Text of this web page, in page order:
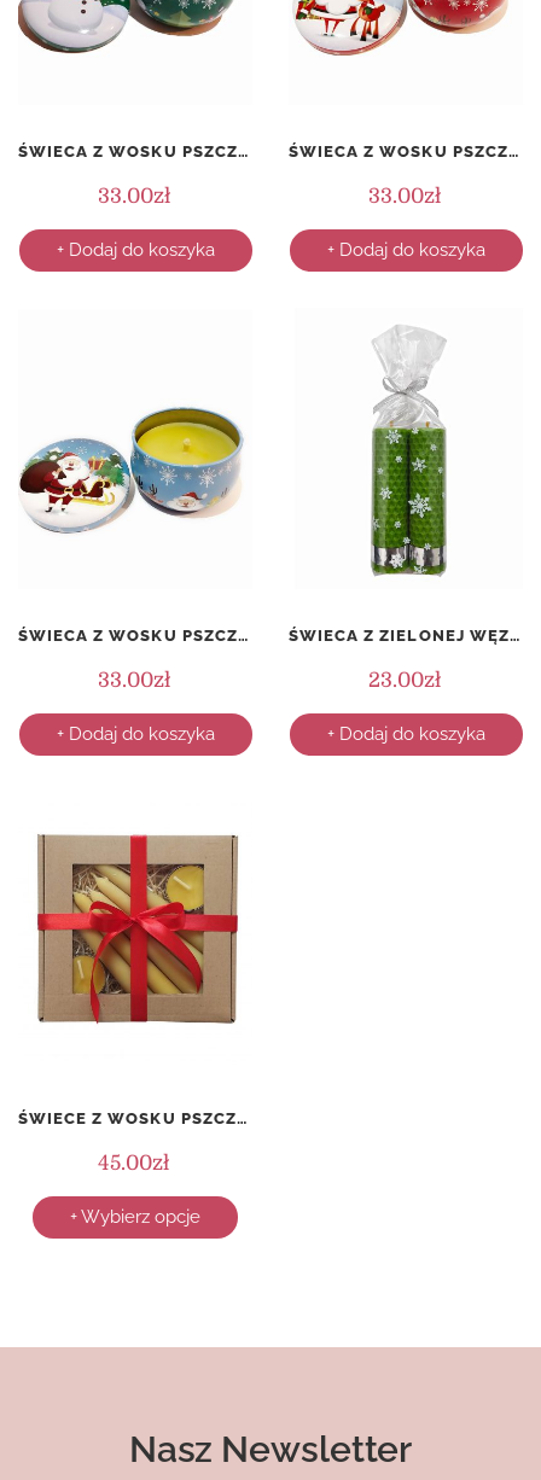
ŚWIECA Z WOSKU PSZCZELEGO W PUSZCE – ŚWIĄTECZNA – WZÓR 2
33.00zł
+ Dodaj do koszyka
ŚWIECA Z WOSKU PSZCZELEGO W PUSZCE – ŚWIĄTECZNA – WZÓR 3
33.00zł
+ Dodaj do koszyka
ŚWIECA Z WOSKU PSZCZELEGO W PUSZCE – ŚWIĄTECZNA – WZÓR 4
33.00zł
+ Dodaj do koszyka
ŚWIECA Z ZIELONEJ WĘZY PSZCZELEJ – KOMPLET (2 SZTUKI)
23.00zł
+ Dodaj do koszyka
ŚWIECE Z WOSKU PSZCZELEGO (5 SZTUK) + PODGRZEWACZ (2 SZTUKI) – NA PREZENT
45.00zł
+ Wybierz opcje
Nasz Newsletter